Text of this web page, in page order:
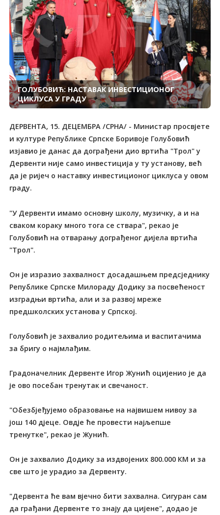
ГОЛУБОВИЋ: НАСТАВАК ИНВЕСТИЦИОНОГ
ЦИКЛУСА У ГРАДУ
ДЕРВЕНТА, 15. ДЕЦЕМБРА /СРНА/ - Министар просвјете
и културе Републике Српске Боривоје Голубовић
изјавио је данас да дограђени дио вртића "Трол" у
Дервенти није само инвестиција у ту установу, већ
да је ријеч о наставку инвестиционог циклуса у овом
граду.
"У Дервенти имамо основну школу, музичку, а и на
сваком кораку много тога се ствара", рекао је
Голубовић на отварању дограђеног дијела вртића
"Трол".
Он је изразио захвалност досадашњем предсједнику
Републике Српске Милораду Додику за посвећеност
изградњи вртића, али и за развој мреже
предшколских установа у Српској.
Голубовић је захвалио родитељима и васпитачима
за бригу о најмлађим.
Градоначелник Дервенте Игор Жунић оцијенио је да
је ово посебан тренутак и свечаност.
"Обезбјеђујемо образовање на највишем нивоу за
још 140 дјеце. Овдје ће провести најљепше
тренутке", рекао је Жунић.
Он је захвалио Додику за издвојених 800.000 КМ и за
све што је урадио за Дервенту.
"Дервента ће вам вјечно бити захвална. Сигуран сам
да грађани Дервенте то знају да цијене", додао је